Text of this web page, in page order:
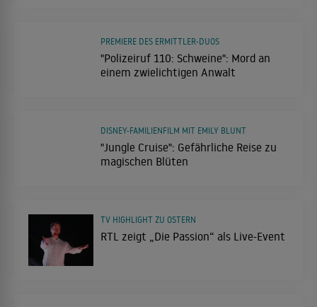
"Polizeiruf 110: Schweine": Mord an
einem zwielichtigen Anwalt
PREMIERE DES ERMITTLER-DUOS
"Jungle Cruise": Gefährliche Reise zu
magischen Blüten
DISNEY-FAMILIENFILM MIT EMILY BLUNT
RTL zeigt „Die Passion“ als Live-Event
TV HIGHLIGHT ZU OSTERN